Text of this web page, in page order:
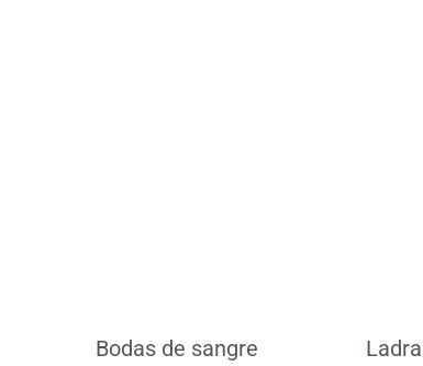
Bodas de sangre